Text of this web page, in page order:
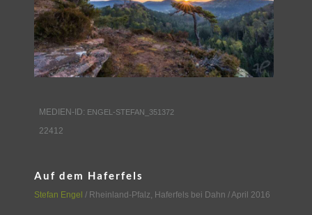
WIR DRUCKEN IHR BILD
AUSSTELLUNGEN
KONTAKT
MEDIEN-ID: ENGEL-STEFAN_351372
22412
Auf dem Haferfels
Stefan Engel / Rheinland-Pfalz, Haferfels bei Dahn / April 2016